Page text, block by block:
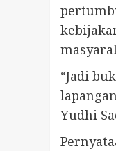
“Jadi
Yudhi